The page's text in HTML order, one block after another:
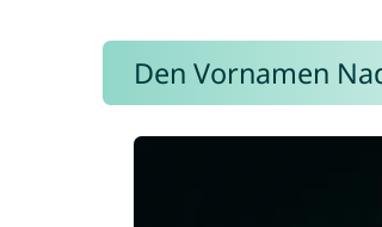
Den Vornamen